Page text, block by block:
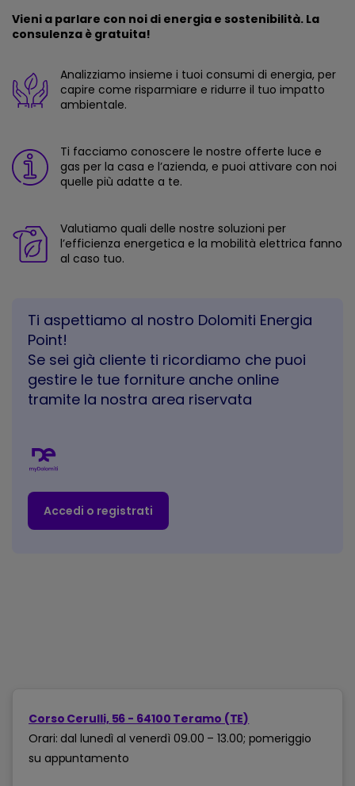
Vieni a parlare con noi di energia e sostenibilità. La
consulenza è gratuita!
Analizziamo insieme i tuoi consumi di energia, per
capire come risparmiare e ridurre il tuo impatto
ambientale.
Ti facciamo conoscere le nostre offerte luce e
gas per la casa e l’azienda, e puoi attivare con noi
quelle più adatte a te.
Valutiamo quali delle nostre soluzioni per
l’efficienza energetica e la mobilità elettrica fanno
al caso tuo.
Ti aspettiamo al nostro Dolomiti Energia
Point!
Se sei già cliente ti ricordiamo che puoi
gestire le tue forniture anche online
tramite la nostra area riservata
Accedi o registrati
Corso Cerulli, 56 - 64100 Teramo (TE)
Orari: dal lunedì al venerdì 09.00 – 13.00; pomeriggio
su appuntamento